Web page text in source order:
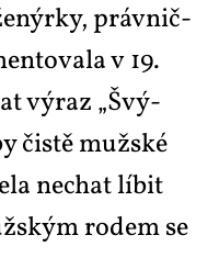
práv­nič­
v 19.
vý­raz „Švý­
čis­tě muž­ské
ne­chat lí­bit
ro­dem se